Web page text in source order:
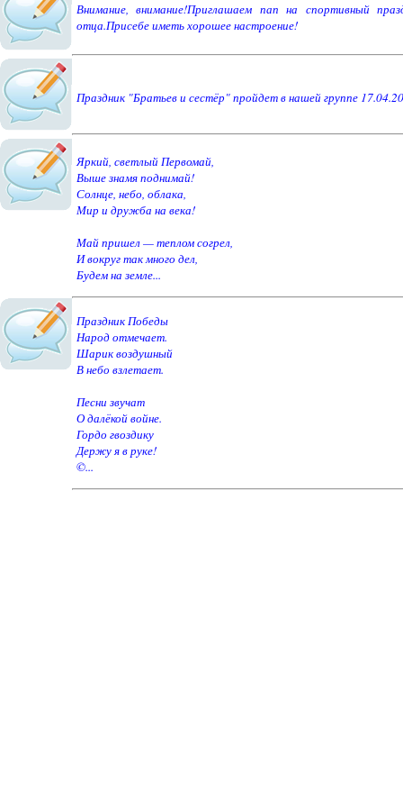
Внимание, внимание!Приглашаем пап на спортивный
отца.Присебе иметь хорошее настроение!
Праздник "Братьев и сестёр" пройдет в нашей группе
Яркий, светлый Первомай,
Выше знамя поднимай!
Солнце, небо, облака,
Мир и дружба на века!
Май пришел — теплом согрел,
И вокруг так много дел,
Будем на земле...
Праздник Победы
Народ отмечает.
Шарик воздушный
В небо взлетает.
Песни звучат
О далёкой войне.
Гордо гвоздику
Держу я в руке!
©...